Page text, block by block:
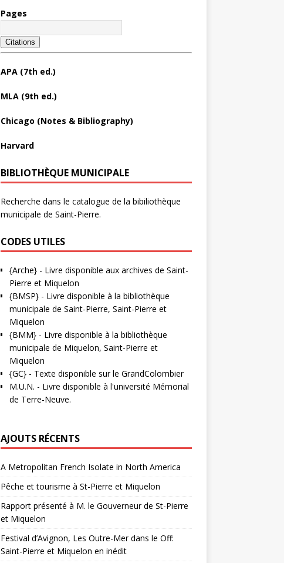
Pages
Citations
APA (7th ed.)
MLA (9th ed.)
Chicago (Notes & Bibliography)
Harvard
BIBLIOTHÈQUE MUNICIPALE
Recherche dans le catalogue de la bibiliothèque
municipale de Saint-Pierre.
CODES UTILES
{Arche}- Livre disponible aux archives de Saint-
Pierre et Miquelon
{BMSP}- Livre disponible à la bibliothèque
municipale de Saint-Pierre, Saint-Pierre et
Miquelon
{BMM}- Livre disponible à la bibliothèque
municipale de Miquelon, Saint-Pierre et
Miquelon
{GC}- Texte disponible sur le GrandColombier
M.U.N. - Livre disponible à l'université Mémorial
de Terre-Neuve.
AJOUTS RÉCENTS
A Metropolitan French Isolate in North America
Pêche et tourisme à St-Pierre et Miquelon
Rapport présenté à M. le Gouverneur de St-Pierre
et Miquelon
Festival d’Avignon, Les Outre-Mer dans le Off:
Saint-Pierre et Miquelon en inédit